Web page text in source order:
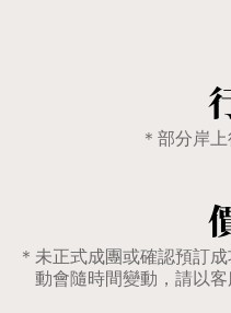
＊部分岸
＊未正式成團或確認預訂
動會隨時間變動，請以